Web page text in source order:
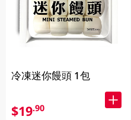
冷凍迷你饅頭 1包
$19.90